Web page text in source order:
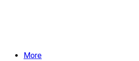
More